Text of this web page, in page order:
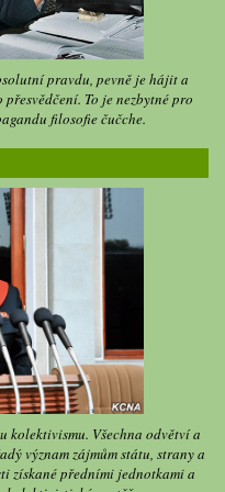
pravdu, pevně je hájit a
To je nezbytné pro
filosofie čučche.
kolektivismu. Všechna odvětví a
význam zájmům státu, strany a
získané předními jednotkami a